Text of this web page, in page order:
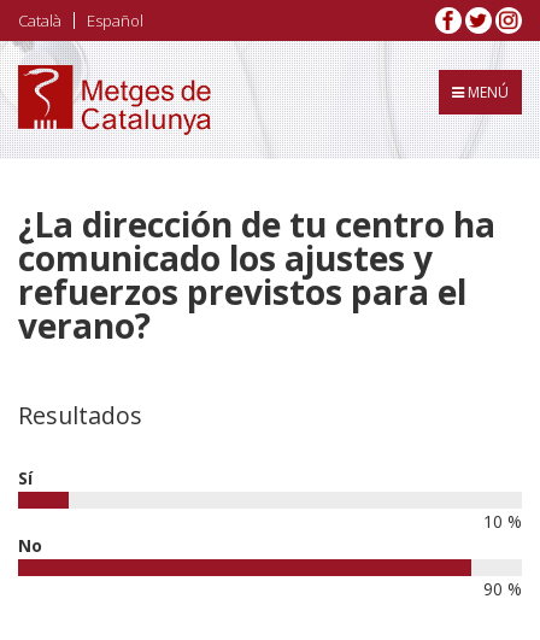
Pasar
al
contenido
principal
Català Español
MENÚ
¿La dirección de tu centro ha
comunicado los ajustes y
refuerzos previstos para el
verano?
Resultados
Sí
10 %
No
90 %